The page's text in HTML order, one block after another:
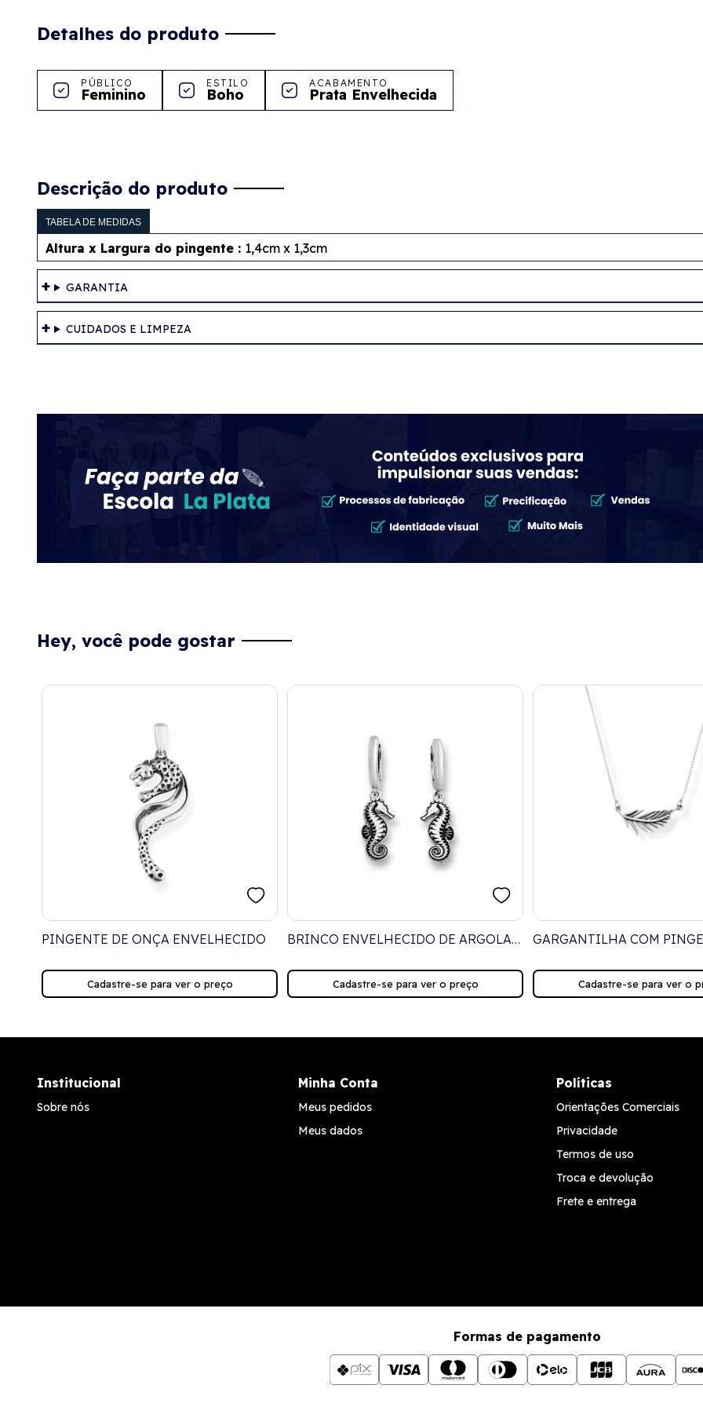
Detalhes do produto
PÚBLICO
Feminino
ESTILO
Boho
ACABAMENTO
Prata Envelhecida
Descrição do produto
TABELA DE MEDIDAS
Altura x Largura do pingente : 1,4cm x 1,3cm
GARANTIA
CUIDADOS E LIMPEZA
Hey, você pode gostar
PINGENTE DE ONÇA ENVELHECIDO
Cadastre-se para ver o preço
BRINCO ENVELHECIDO DE ARGOLA
MARINHO
Cadastre-se para ver o preço
GARGANTILHA COM
Cadastre-se para ver o
Institucional
Sobre nós
Minha Conta
Meus pedidos
Meus dados
Políticas
Orientações Comerciais
Privacidade
Termos de uso
Troca e devolução
Frete e entrega
Formas de pagamento